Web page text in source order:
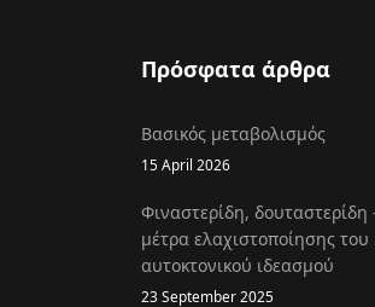
Πρόσφατα άρθρα
Βασικός μεταβολισμός
15 April 2026
Φιναστερίδη,
μέτρα ελαχιστοποίησης του
αυτοκτονικού ιδεασμού
23 September 2025